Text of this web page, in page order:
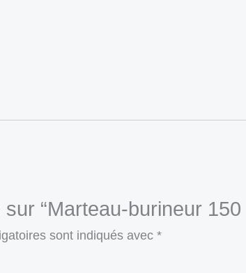
“Marteau-burineur
sont indiqués avec *